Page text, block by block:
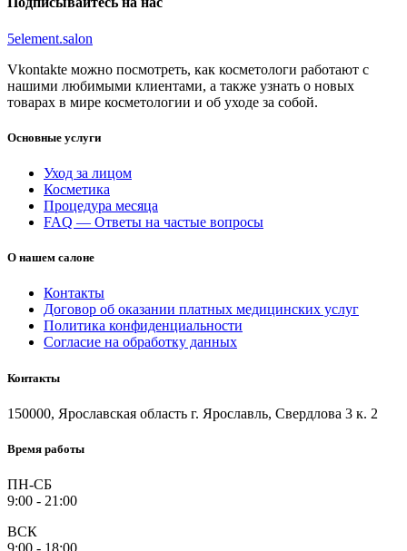
5element.salon
Vkontakte можно посмотреть, как косметологи работают с
нашими любимыми клиентами, а также узнать о новых
товарах в мире косметологии и об уходе за собой.
Основные услуги
Уход за лицом
Косметика
Процедура месяца
FAQ — Ответы на частые вопросы
О нашем салоне
Контакты
Договор об оказании платных медицинских услуг
Политика конфиденциальности
Согласие на обработку данных
Контакты
150000, Ярославская область г. Ярославль, Свердлова 3 к. 2
Время работы
ПН-СБ
9:00 - 21:00
ВСК
9:00 - 18:00